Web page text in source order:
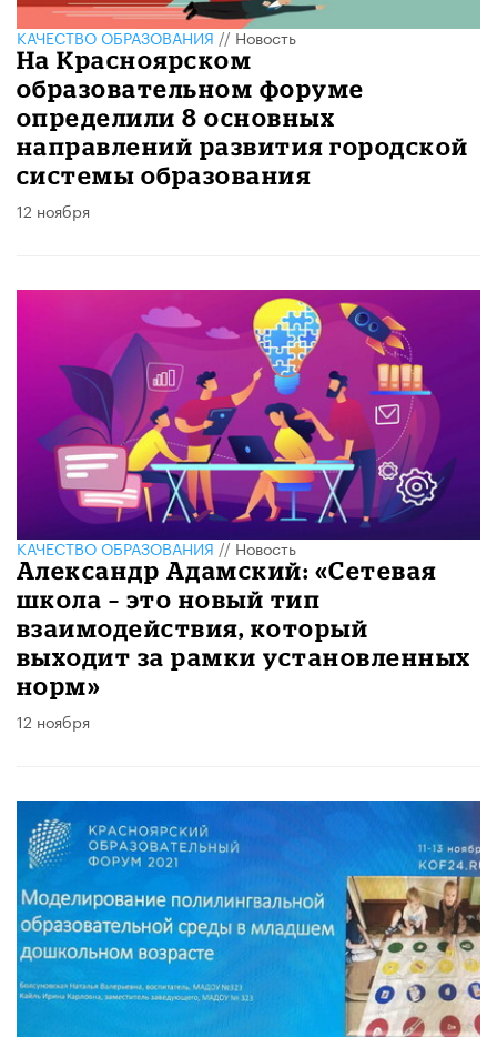
КАЧЕСТВО ОБРАЗОВАНИЯ//Новость
На Красноярском
образовательном форуме
определили 8 основных
направлений развития городской
системы образования
12 ноября
КАЧЕСТВО ОБРАЗОВАНИЯ//Новость
Александр Адамский: «Сетевая
школа – это новый тип
взаимодействия, который
выходит за рамки установленных
норм»
12 ноября